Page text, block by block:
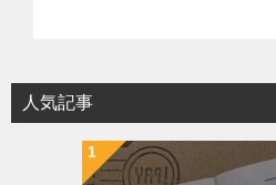
人気記事